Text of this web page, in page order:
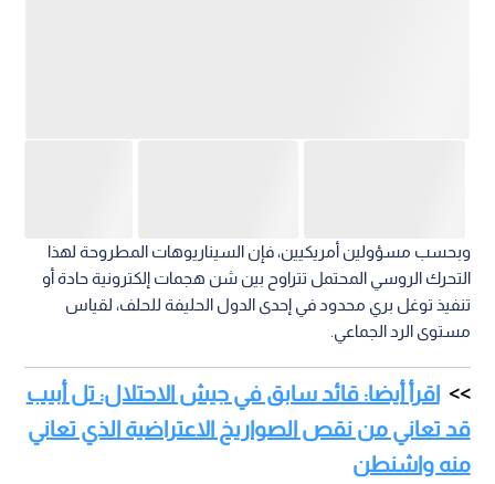
وبحسب مسؤولين أمريكيين، فإن السيناريوهات المطروحة لهذا
التحرك الروسي المحتمل تتراوح بين شن هجمات إلكترونية حادة أو
تنفيذ توغل بري محدود في إحدى الدول الحليفة للحلف، لقياس
مستوى الرد الجماعي.
اقرأ أيضا: قائد سابق في جيش الاحتلال: تل أبيب
قد تعاني من نقص الصواريخ الاعتراضية الذي تعاني
منه واشنطن